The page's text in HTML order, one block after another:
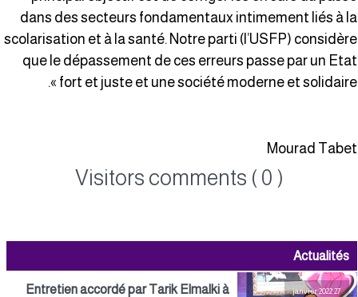
dans des secteurs fondamentaux intimement liés à
scolarisation et à la santé. Notre parti (l’USFP)
que le dépassement de ces erreurs passe par un
fort et juste et une société moderne et solidaire
Mourad
Visitors comments ( 0 )
Actualités
27 janvier 2022
Entretien accordé par Tarik Elmalki à